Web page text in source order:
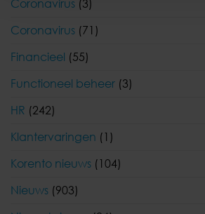
Coronavirus (3)
Coronavirus (71)
Financieel (55)
Functioneel beheer (3)
HR (242)
Klantervaringen (1)
Korento nieuws (104)
Nieuws (903)